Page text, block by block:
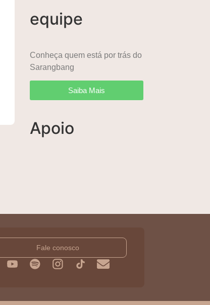
equipe
Conheça quem está por trás do
Sarangbang
Saiba Mais
Apoio
Fale conosco